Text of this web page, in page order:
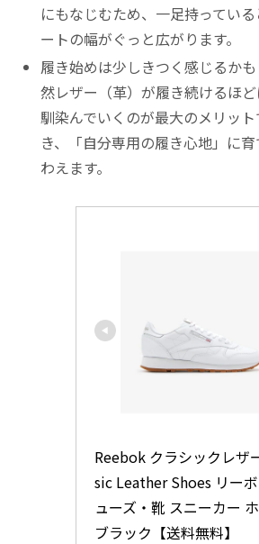
にもなじむため、一足持ってい
ートの幅がぐっと広がります。
履き始めは少しきつく感じるか
然レザー（革）が履き続けるほ
馴染んでいくのが最大のメリッ
き、「自分専用の履き心地」に
わえます。
Reebok クラシックレザ
sic Leather Shoes リー
ューズ・靴 スニーカー
ブラック【送料無料】